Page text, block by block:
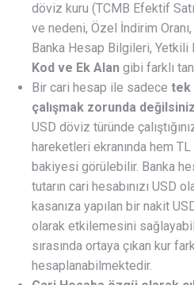
döviz kuru (TCMB Efektif
ve nedeni, Özel İndirim
Banka Hesap Bilgileri, Yetkili
Kod ve Ek Alan gibi farklı
Bir cari hesap ile sadece tek
çalışmak zorunda değilsiniz
USD döviz türünde
hareketleri ekranında hem
bakiyesi görülebilir. Banka
tutarın cari hesabınızı USD
kasanıza yapılan bir nakit
olarak etkilemesini
sırasında ortaya çıkan kur
hesaplanabilmektedir.